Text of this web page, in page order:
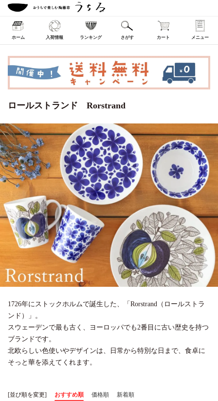
ホーム 入荷情報 ランキング さがす カート メニュー
ロールストランド Rorstrand
1726年にストックホルムで誕生した、「Rorstrand（ロールストラ
ンド）」。
スウェーデンで最も古く、ヨーロッパでも2番目に古い歴史を持つ
ブランドです。
北欧らしい色使いやデザインは、日常から特別な日まで、食卓に
そっと華を添えてくれます。
[並び順を変更] おすすめ順 価格順 新着順